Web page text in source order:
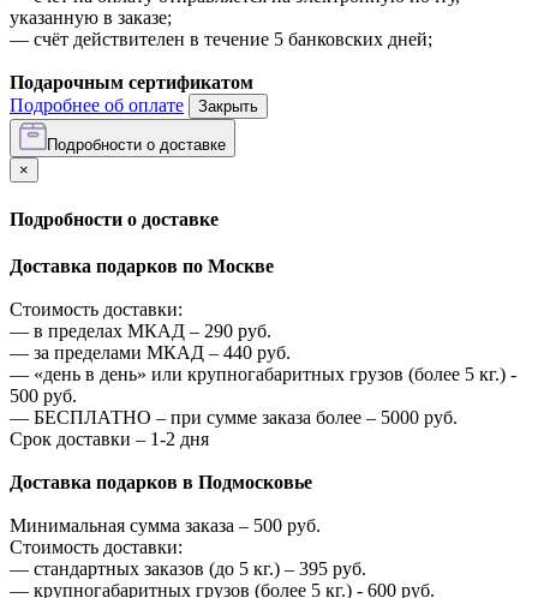
указанную в заказе;
— счёт действителен в течение 5 банковских дней;
Подарочным сертификатом
Подробнее об оплате
Закрыть
Подробности о доставке
×
Подробности о доставке
Доставка подарков по Москве
Стоимость доставки:
— в пределах МКАД – 290 руб.
— за пределами МКАД – 440 руб.
— «день в день» или крупногабаритных грузов (более 5 кг.) -
500 руб.
— БЕСПЛАТНО – при сумме заказа более – 5000 руб.
Срок доставки – 1-2 дня
Доставка подарков в Подмосковье
Минимальная сумма заказа – 500 руб.
Стоимость доставки:
— стандартных заказов (до 5 кг.) – 395 руб.
— крупногабаритных грузов (более 5 кг.) - 600 руб.